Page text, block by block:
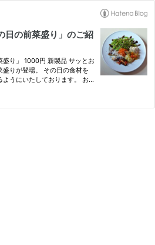
日の前菜盛り」のご紹
盛り」 1000円 新製品 サッとお
りが登場。 その日の食材を
うにいたしております。 お
しては何よりもサッと最初の…